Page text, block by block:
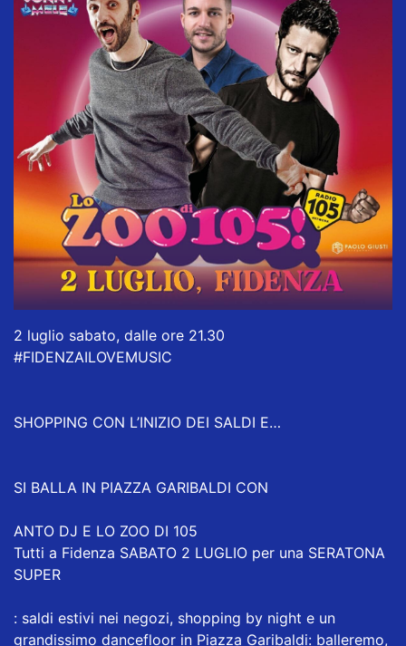
2 luglio sabato, dalle ore 21.30
#FIDENZAILOVEMUSIC
SHOPPING CON L’INIZIO DEI SALDI E…
SI BALLA IN PIAZZA GARIBALDI CON
ANTO DJ E LO ZOO DI 105
Tutti a Fidenza SABATO 2 LUGLIO per una SERATONA
SUPER
: saldi estivi nei negozi, shopping by night e un
grandissimo dancefloor in Piazza Garibaldi: balleremo,